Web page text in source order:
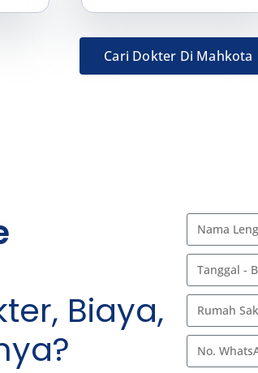
Cari Dokter Di Mahkota
Biaya,